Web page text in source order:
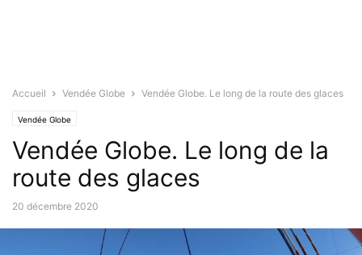
Accueil Vendée Globe Vendée Globe. Le long de la route des glaces
Vendée Globe
Vendée Globe. Le long de la
route des glaces
20 décembre 2020